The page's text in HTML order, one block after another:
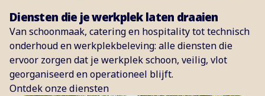
Diensten die je werkplek laten draaien
Van schoonmaak, catering en hospitality tot technisch
onderhoud en werkplekbeleving: alle diensten die
ervoor zorgen dat je werkplek schoon, veilig, vlot
georganiseerd en operationeel blijft.
Ontdek onze diensten